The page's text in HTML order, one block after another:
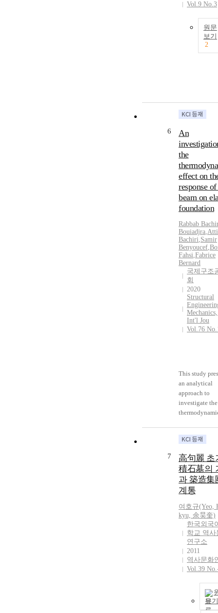
Vol.9 No.3
원문
보기
2
6
An
the
effect on
response
beam on
foundation
Rabbab
Bouiadjra,
Bachiri,Samir
Benyoucef,
Fahsi,Fabrice
Bernard
국제구조
회
2020
Structural
Int'l Jou
Vol.76
This study
an analytical
approach to
investigate the
beam resting
elastic
The
based on a
deformation
taking into
stretching
the type of
foundation.
displacement
used in the
refined theory
contains
integral forms
involves only
unknowns to
7
高句麗 초
積石墓의
과 築造集
계통
여호규(Yeo,
kyu, 余昊奎)
한국외국
학교 역사
연구소
2011
역사문화
Vol.39
보기